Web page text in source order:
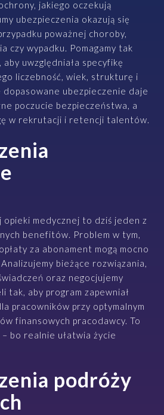
jakiego oczekują
ubezpieczenia okazują się
poważnej choroby,
czy wypadku. Pomagamy tak
uwzględniała specyfikę
liczebność, wiek, strukturę i
ubezpieczenie daje
poczucie bezpieczeństwa, a
w rekrutacji i retencji talentów.
medycznej to dziś jeden z
benefitów. Problem w tym,
za abonament mogą mocno
bieżące rozwiązania,
oraz negocjujemy
tak, aby program zapewniał
pracowników przy optymalnym
finansowych pracodawcy. To
bo realnie ułatwia życie
podróży